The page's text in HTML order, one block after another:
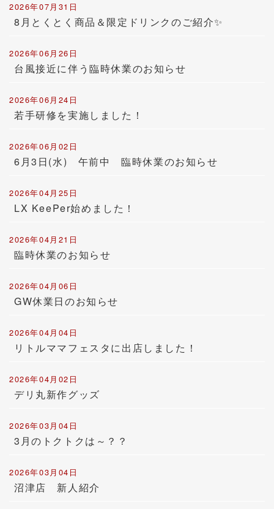
2026年07月31日
8月とくとく商品＆限定ドリンクのご紹介✨
2026年06月26日
台風接近に伴う臨時休業のお知らせ
2026年06月24日
若手研修を実施しました！
2026年06月02日
6月3日(水) 午前中 臨時休業のお知らせ
2026年04月25日
LX KeePer始めました！
2026年04月21日
臨時休業のお知らせ
2026年04月06日
GW休業日のお知らせ
2026年04月04日
リトルママフェスタに出店しました！
2026年04月02日
デリ丸新作グッズ
2026年03月04日
3月のトクトクは～？？
2026年03月04日
沼津店 新人紹介